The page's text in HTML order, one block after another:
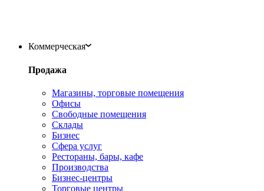
Коммерческая
Продажа
Магазины, торговые помещения
Офисы
Свободные помещения
Склады
Бизнес
Сфера услуг
Рестораны, бары, кафе
Производства
Бизнес-центры
Торговые центры